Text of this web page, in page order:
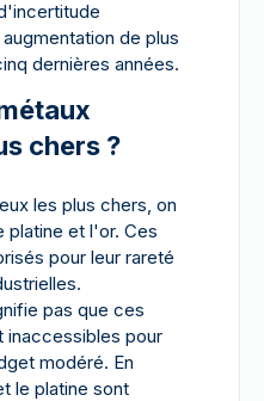
de plus
dernières années.
chers ?
les plus chers, on
platine et l'or. Ces
pour leur rareté
pas que ces
inaccessibles pour
modéré. En
le platine sont